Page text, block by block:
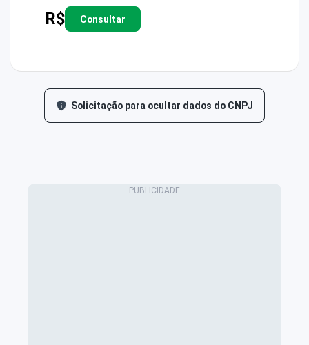
R$ Consultar
Solicitação para ocultar dados do CNPJ